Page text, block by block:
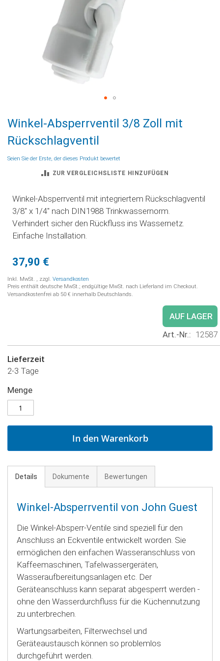
Anfang
der
Bildgalerie
springen
Winkel-Absperrventil 3/8 Zoll mit
Rückschlagventil
Seien Sie der Erste, der dieses Produkt bewertet
ZUR VERGLEICHSLISTE HINZUFÜGEN
Winkel-Absperrventil mit integriertem Rückschlagventil
3/8" x 1/4" nach DIN1988 Trinkwassernorm.
Verhindert sicher den Rückfluss ins Wassernetz.
Einfache Installation.
37,90 €
Inkl. MwSt. , zzgl. Versandkosten
Preis enthält deutsche MwSt.; endgültige MwSt. nach Lieferland im Checkout.
Versandkostenfrei ab 50 € innerhalb Deutschlands.
AUF LAGER
Art.-Nr.
12587
Lieferzeit
2-3 Tage
Menge
In den Warenkorb
Details Dokumente Bewertungen
Winkel-Absperrventil von John Guest
Die Winkel-Absperr-Ventile sind speziell für den
Anschluss an Eckventile entwickelt worden. Sie
ermöglichen den einfachen Wasseranschluss von
Kaffeemaschinen, Tafelwassergeräten,
Wasseraufbereitungsanlagen etc. Der
Geräteanschluss kann separat abgesperrt werden -
ohne den Wasserdurchfluss für die Küchennutzung
zu unterbrechen.
Wartungsarbeiten, Filterwechsel und
Geräteaustausch können so problemlos
durchgeführt werden.